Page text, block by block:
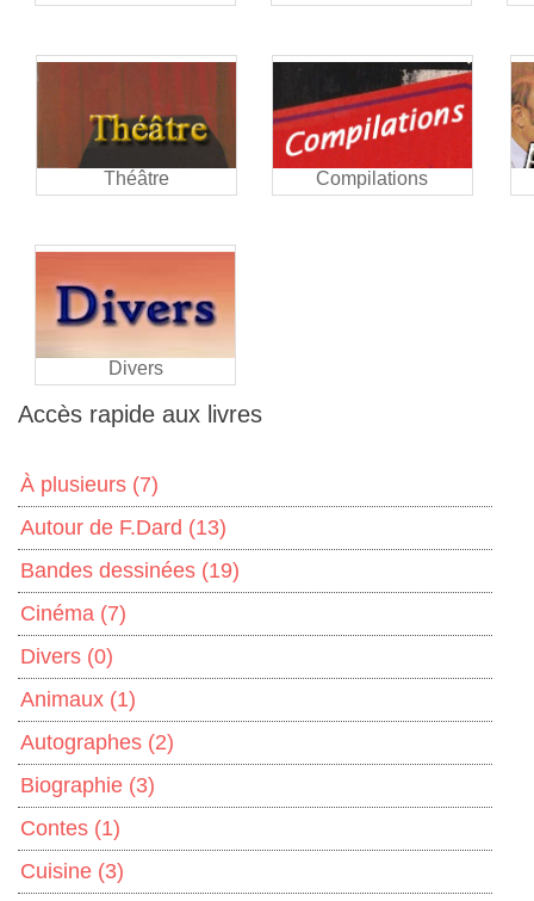
Théâtre Compilations
Divers
Accès rapide aux livres
À plusieurs (7)
Autour de F.Dard (13)
Bandes dessinées (19)
Cinéma (7)
Divers (0)
Animaux (1)
Autographes (2)
Biographie (3)
Contes (1)
Cuisine (3)